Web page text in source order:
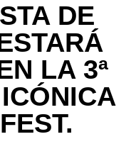
DE
LA 3ª